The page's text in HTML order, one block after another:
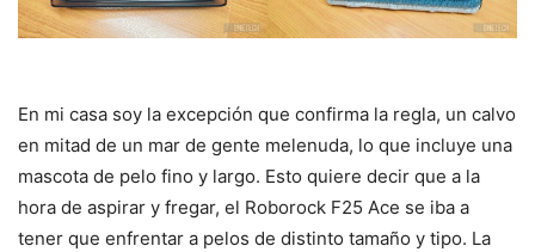
En mi casa soy la excepción que confirma la regla, un calvo
en mitad de un mar de gente melenuda, lo que incluye una
mascota de pelo fino y largo. Esto quiere decir que a la
hora de aspirar y fregar, el Roborock F25 Ace se iba a
tener que enfrentar a pelos de distinto tamaño y tipo. La